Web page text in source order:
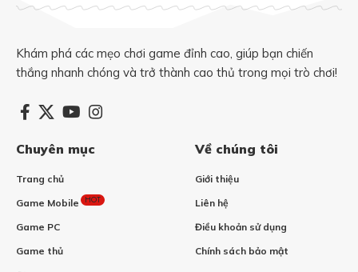
Khám phá các mẹo chơi game đỉnh cao, giúp bạn chiến
thắng nhanh chóng và trở thành cao thủ trong mọi trò chơi!
Chuyên mục
Trang chủ
Game Mobile HOT
Game PC
Game thủ
Về chúng tôi
Giới thiệu
Liên hệ
Điều khoản sử dụng
Chính sách bảo mật